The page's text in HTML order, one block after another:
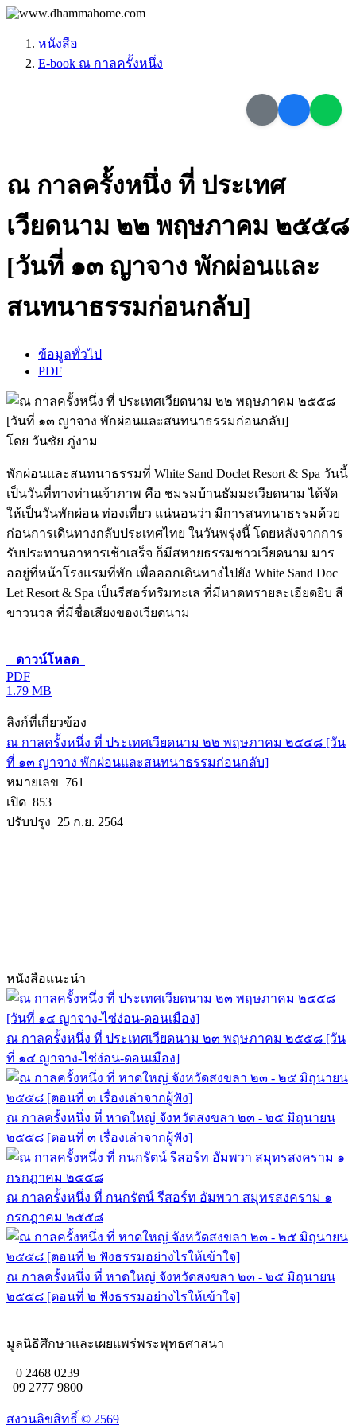
หนังสือ
E-book ณ กาลครั้งหนึ่ง
ณ กาลครั้งหนึ่ง ที่ ประเทศ
เวียดนาม ๒๒ พฤษภาคม ๒๕๕๘
[วันที่ ๑๓ ญาจาง พักผ่อนและ
สนทนาธรรมก่อนกลับ]
ข้อมูลทั่วไป
PDF
โดย วันชัย ภู่งาม
พักผ่อนและสนทนาธรรมที่ White Sand Doclet Resort & Spa วันนี้
เป็นวันที่ทางท่านเจ้าภาพ คือ ชมรมบ้านธัมมะเวียดนาม ได้จัด
ให้เป็นวันพักผ่อน ท่องเที่ยว แน่นอนว่า มีการสนทนาธรรมด้วย
ก่อนการเดินทางกลับประเทศไทย ในวันพรุ่งนี้ โดยหลังจากการ
รับประทานอาหารเช้าเสร็จ ก็มีสหายธรรมชาวเวียดนาม มาร
ออยู่ที่หน้าโรงแรมที่พัก เพื่อออกเดินทางไปยัง White Sand Doc
Let Resort & Spa เป็นรีสอร์ทริมทะเล ที่มีหาดทรายละเอียดยิบ สี
ขาวนวล ที่มีชื่อเสียงของเวียดนาม
ดาวน์โหลด
PDF
1.79 MB
ลิงก์ที่เกี่ยวข้อง
ณ กาลครั้งหนึ่ง ที่ ประเทศเวียดนาม ๒๒ พฤษภาคม ๒๕๕๘ [วัน
ที่ ๑๓ ญาจาง พักผ่อนและสนทนาธรรมก่อนกลับ]
หมายเลข 761
เปิด 853
ปรับปรุง 25 ก.ย. 2564
หนังสือแนะนำ
ณ กาลครั้งหนึ่ง ที่ ประเทศเวียดนาม ๒๓ พฤษภาคม ๒๕๕๘ [วัน
ที่ ๑๔ ญาจาง-ไซ่ง่อน-ดอนเมือง]
ณ กาลครั้งหนึ่ง ที่ หาดใหญ่ จังหวัดสงขลา ๒๓ - ๒๕ มิถุนายน
๒๕๕๘ [ตอนที่ ๓ เรื่องเล่าจากผู้ฟัง]
ณ กาลครั้งหนึ่ง ที่ กนกรัตน์ รีสอร์ท อัมพวา สมุทรสงคราม ๑
กรกฎาคม ๒๕๕๘
ณ กาลครั้งหนึ่ง ที่ หาดใหญ่ จังหวัดสงขลา ๒๓ - ๒๕ มิถุนายน
๒๕๕๘ [ตอนที่ ๒ ฟังธรรมอย่างไรให้เข้าใจ]
มูลนิธิศึกษาและเผยแพร่พระพุทธศาสนา
0 2468 0239
09 2777 9800
สงวนลิขสิทธิ์ © 2569